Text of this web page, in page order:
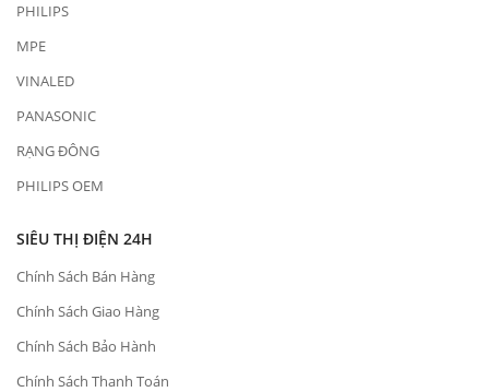
PHILIPS
MPE
VINALED
PANASONIC
RẠNG ĐÔNG
PHILIPS OEM
SIÊU THỊ ĐIỆN 24H
Chính Sách Bán Hàng
Chính Sách Giao Hàng
Chính Sách Bảo Hành
Chính Sách Thanh Toán